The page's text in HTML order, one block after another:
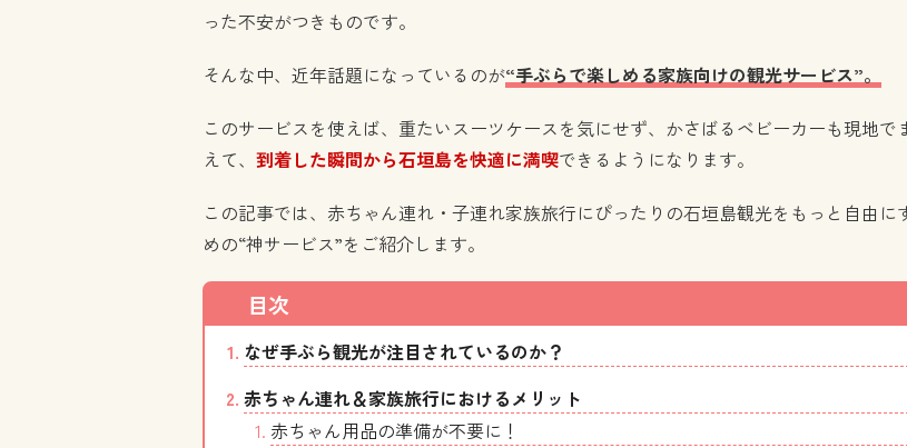
った不安がつきものです。
そんな中、近年話題になっているのが“手ぶらで楽しめる家族向けの観光サービス”。
このサービスを使えば、重たいスーツケースを気にせず、かさばるベビーカーも現地で
えて、 到着した瞬間から石垣島を快適に満喫できるようになります。
この記事では、赤ちゃん連れ・子連れ家族旅行にぴったりの石垣島観光をもっと自由に
めの“神サービス”をご紹介します。
なぜ手ぶら観光が注目されているのか？
赤ちゃん連れ＆家族旅行におけるメリット
赤ちゃん用品の準備が不要に！